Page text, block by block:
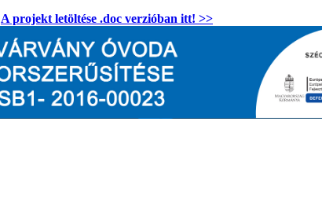
A projekt letöltése .doc verzióban itt! >>